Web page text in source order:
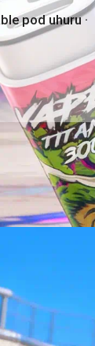
pod uhuru ·